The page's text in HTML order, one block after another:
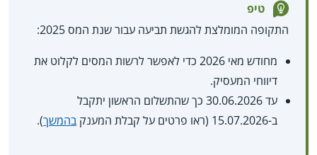
טיפ
התקופה המומלצת להגשת תביעה עבור שנת המס 2025:
מחודש מאי 2026 כדי לאפשר לרשות המסים לקלוט את
דיווחי המעסיק.
עד 30.06.2026 כך שהתשלום הראשון יתקבל
ב-15.07.2026 (ראו פרטים על קבלת המענק
בהמשך).